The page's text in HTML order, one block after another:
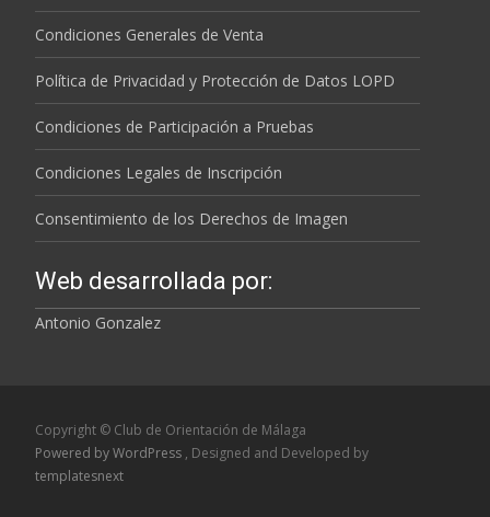
Condiciones Generales de Venta
Política de Privacidad y Protección de Datos LOPD
Condiciones de Participación a Pruebas
Condiciones Legales de Inscripción
Consentimiento de los Derechos de Imagen
Web desarrollada por:
Antonio Gonzalez
Copyright © Club de Orientación de Málaga
Powered by WordPress , Designed and Developed by
templatesnext